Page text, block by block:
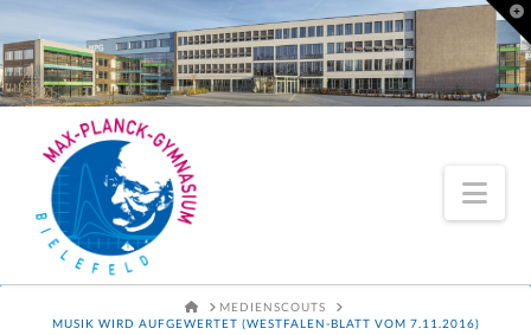
HOMEMEDIENSCOUTS
MUSIK WIRD AUFGEWERTET (WESTFALEN-BLATT VOM 7.11.2016)